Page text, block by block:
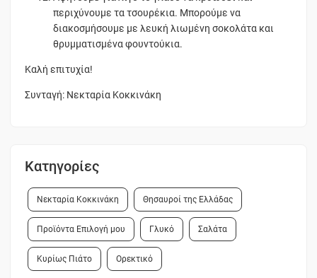
περιχύνουμε τα τσουρέκια. Μπορούμε να
διακοσμήσουμε με λευκή λιωμένη σοκολάτα και
θρυμματισμένα φουντούκια.
Καλή επιτυχία!
Συνταγή: Νεκταρία Κοκκινάκη
Κατηγορίες
Νεκταρία Κοκκινάκη Θησαυροί της Ελλάδας
Προϊόντα Επιλογή μου Γλυκό Σαλάτα
Κυρίως Πιάτο Ορεκτικό